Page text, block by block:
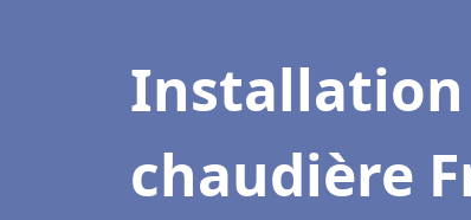
Installation
chaudière